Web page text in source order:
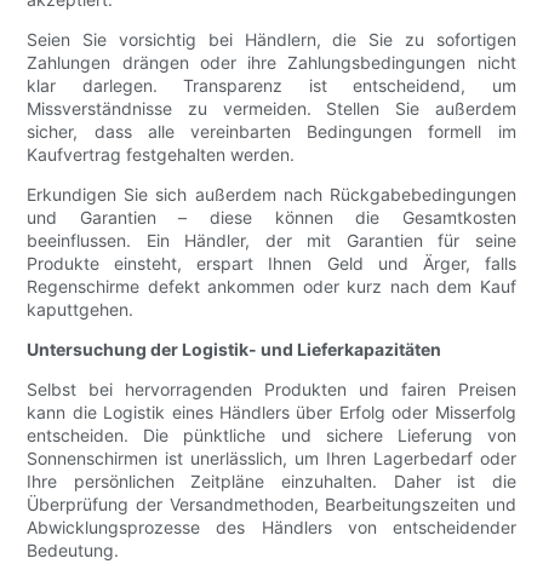
Seien Sie vorsichtig bei Händlern, die Sie zu sofortigen
Zahlungen drängen oder ihre Zahlungsbedingungen nicht
klar darlegen. Transparenz ist entscheidend, um
Missverständnisse zu vermeiden. Stellen Sie außerdem
sicher, dass alle vereinbarten Bedingungen formell im
Kaufvertrag festgehalten werden.
Erkundigen Sie sich außerdem nach Rückgabebedingungen
und Garantien – diese können die Gesamtkosten
beeinflussen. Ein Händler, der mit Garantien für seine
Produkte einsteht, erspart Ihnen Geld und Ärger, falls
Regenschirme defekt ankommen oder kurz nach dem Kauf
kaputtgehen.
Untersuchung der Logistik- und Lieferkapazitäten
Selbst bei hervorragenden Produkten und fairen Preisen
kann die Logistik eines Händlers über Erfolg oder Misserfolg
entscheiden. Die pünktliche und sichere Lieferung von
Sonnenschirmen ist unerlässlich, um Ihren Lagerbedarf oder
Ihre persönlichen Zeitpläne einzuhalten. Daher ist die
Überprüfung der Versandmethoden, Bearbeitungszeiten und
Abwicklungsprozesse des Händlers von entscheidender
Bedeutung.